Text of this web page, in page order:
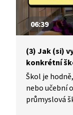
06:39
(3) Jak (si)
konkrétní
Škol je
nebo učební
průmyslová